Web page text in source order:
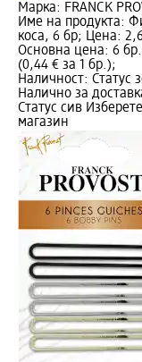
Марка: FRANCK
Име на продукта:
коса, 6 бр; Цена:
Основна цена: 6 бр.
(0,44 € за 1 бр.);
Наличност: Статус
Налично за
Статус сив
магазин